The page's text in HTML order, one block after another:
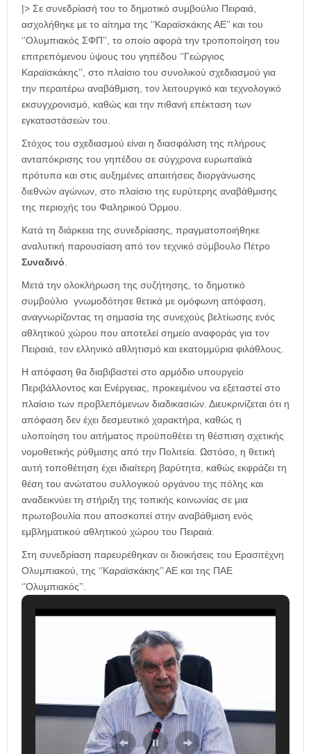
|> Σε συνεδρίασή του το δημοτικό συμβούλιο Πειραιά,
ασχολήθηκε με το αίτημα της ‘’Καραϊσκάκης ΑΕ’’ και του
‘’Ολυμπιακός ΣΦΠ’’, το οποίο αφορά την τροποποίηση του
επιτρεπόμενου ύψους του γηπέδου ‘’Γεώργιος
Καραϊσκάκης’’, στο πλαίσιο του συνολικού σχεδιασμού για
την περαιτέρω αναβάθμιση, τον λειτουργικό και τεχνολογικό
εκσυγχρονισμό, καθώς και την πιθανή επέκταση των
εγκαταστάσεών του.
Στόχος του σχεδιασμού είναι η διασφάλιση της πλήρους
ανταπόκρισης του γηπέδου σε σύγχρονα ευρωπαϊκά
πρότυπα και στις αυξημένες απαιτήσεις διοργάνωσης
διεθνών αγώνων, στο πλαίσιο της ευρύτερης αναβάθμισης
της περιοχής του Φαληρικού Όρμου.
Κατά τη διάρκεια της συνεδρίασης, πραγματοποιήθηκε
αναλυτική παρουσίαση από τον τεχνικό σύμβουλο Πέτρο
Συναδινό.
Μετά την ολοκλήρωση της συζήτησης, το δημοτικό
συμβούλιο γνωμοδότησε θετικά με ομόφωνη απόφαση,
αναγνωρίζοντας τη σημασία της συνεχούς βελτίωσης ενός
αθλητικού χώρου που αποτελεί σημείο αναφοράς για τον
Πειραιά, τον ελληνικό αθλητισμό και εκατομμύρια φιλάθλους.
Η απόφαση θα διαβιβαστεί στο αρμόδιο υπουργείο
Περιβάλλοντος και Ενέργειας, προκειμένου να εξεταστεί στο
πλαίσιο των προβλεπόμενων διαδικασιών. Διευκρινίζεται ότι η
απόφαση δεν έχει δεσμευτικό χαρακτήρα, καθώς η
υλοποίηση του αιτήματος προϋποθέτει τη θέσπιση σχετικής
νομοθετικής ρύθμισης από την Πολιτεία. Ωστόσο, η θετική
αυτή τοποθέτηση έχει ιδιαίτερη βαρύτητα, καθώς εκφράζει τη
θέση του ανώτατου συλλογικού οργάνου της πόλης και
αναδεικνύει τη στήριξη της τοπικής κοινωνίας σε μια
πρωτοβουλία που αποσκοπεί στην αναβάθμιση ενός
εμβληματικού αθλητικού χώρου του Πειραιά.
Στη συνεδρίαση παρευρέθηκαν οι διοικήσεις του Ερασιτέχνη
Ολυμπιακού, της ‘’Καραϊσκάκης’’ ΑΕ και της ΠΑΕ
‘’Ολυμπιακός’’.